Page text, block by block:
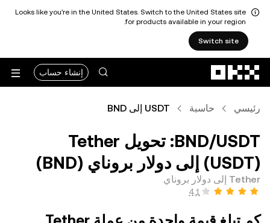
Looks like you're in the United States. Switch to the United States site
for products available in your region.
Switch site
إنشاء حساب
رئيسي حاسبة USDT إلى BND
‏USDT/‏BND: تحويل ‏Tether
(‏USDT) إلى ‏دولار بروناي (‏BND)
Tether إلى دولار بروناي